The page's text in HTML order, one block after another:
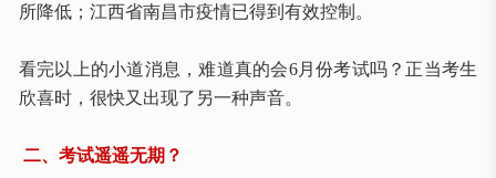
所降低；江西省南昌市疫情已得到有效控制。
看完以上的小道消息，难道真的会6月份考试吗？正当考生
欣喜时，很快又出现了另一种声音。
二、考试遥遥无期？